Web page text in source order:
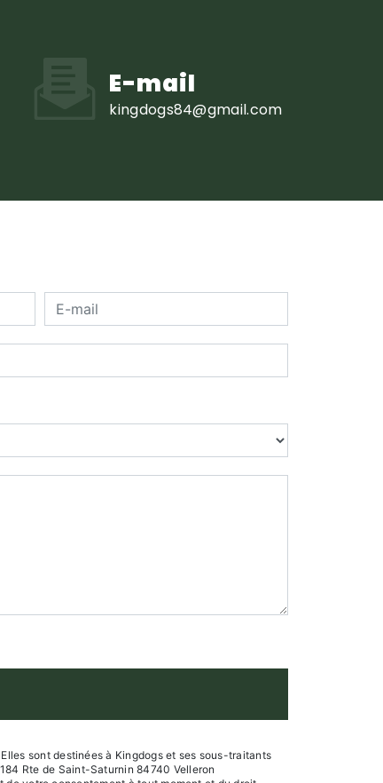
E-mail
kingdogs84@gmail.com
sont destinées à Kingdogs et ses sous-traitants
Rte de Saint-Saturnin 84740 Velleron